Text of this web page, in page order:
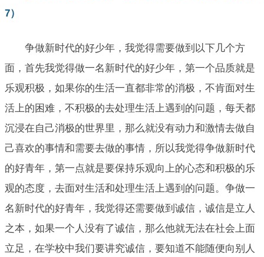
7）
争做新时代的好少年，我觉得需要做到以下几个方
面，首先我觉得做一名新时代的好少年，第一个品质就是
乐观积极，如果你的生活一直都非常的消极，不肯面对生
活上的困难，不积极的去处理生活上遇到的问题，每天都
沉浸在自己消极的世界里，那么就没有动力和激情去做自
己喜欢的事情和需要去做的事情，所以我觉得争做新时代
的好青年，第一点就是要保持乐观向上的心态和积极的乐
观的态度，去面对生活和处理生活上遇到的问题。争做一
名新时代的好青年，我觉得还需要做到诚信，诚信是立人
之本，如果一个人没有了诚信，那么他就无法在社会上面
立足，在学校中我们要讲究诚信，要知道不能随便向别人